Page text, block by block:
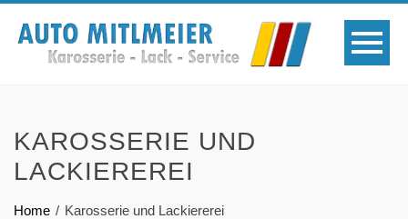
KAROSSERIE UND
LACKIEREREI
Home Karosserie und Lackiererei